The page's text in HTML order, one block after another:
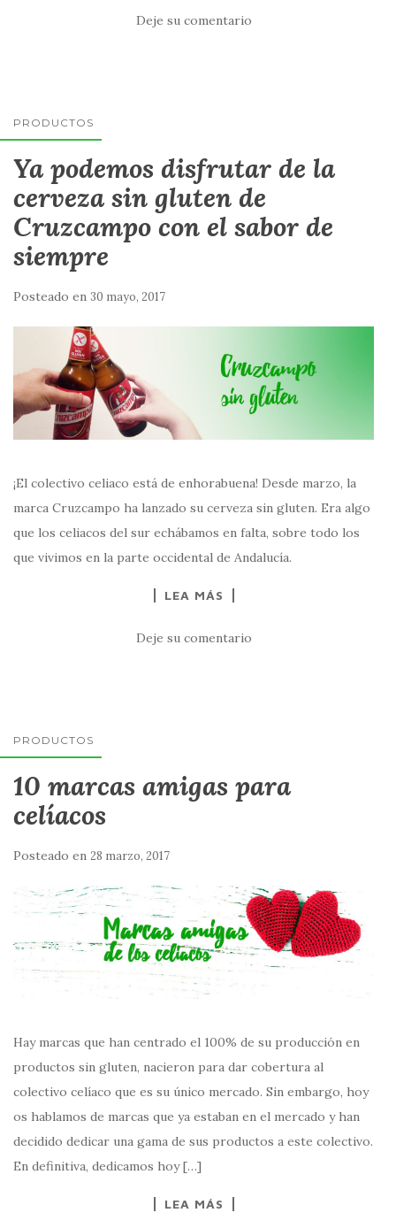
Deje su comentario
PRODUCTOS
Ya podemos disfrutar de la
cerveza sin gluten de
Cruzcampo con el sabor de
siempre
Posteado en 30 mayo, 2017
¡El colectivo celiaco está de enhorabuena! Desde marzo, la
marca Cruzcampo ha lanzado su cerveza sin gluten. Era algo
que los celiacos del sur echábamos en falta, sobre todo los
que vivimos en la parte occidental de Andalucía.
LEA MÁS
Deje su comentario
PRODUCTOS
10 marcas amigas para
celíacos
Posteado en 28 marzo, 2017
Hay marcas que han centrado el 100% de su producción en
productos sin gluten, nacieron para dar cobertura al
colectivo celíaco que es su único mercado. Sin embargo, hoy
os hablamos de marcas que ya estaban en el mercado y han
decidido dedicar una gama de sus productos a este colectivo.
En definitiva, dedicamos hoy […]
LEA MÁS